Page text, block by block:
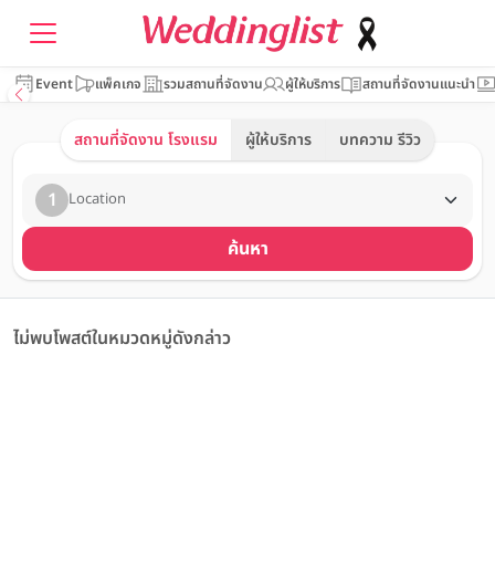
Event แพ็คเกจ รวมสถานที่จัดงาน ผู้ให้บริการ สถานที่จัดงานแนะนำ
สถานที่จัดงาน โรงแรม ผู้ให้บริการ บทความ รีวิว
1 Location
ค้นหา
ไม่พบโพสต์ในหมวดหมู่ดังกล่าว